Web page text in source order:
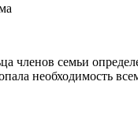
членов семьи
необходимость